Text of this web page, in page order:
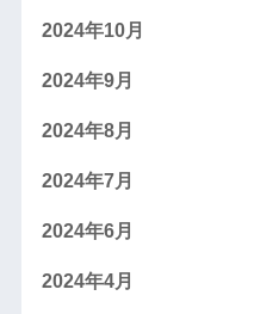
2024年10月
2024年9月
2024年8月
2024年7月
2024年6月
2024年4月